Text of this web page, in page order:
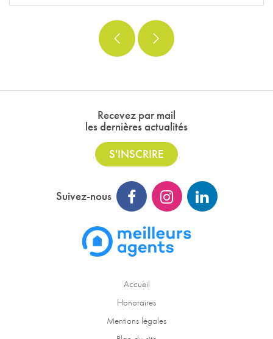
Recevez par mail
les dernières actualités
S'INSCRIRE
Suivez-nous
Accueil
Honoraires
Mentions légales